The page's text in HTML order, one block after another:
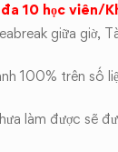
10 học viên/
giữa giờ,
100% trên số
làm được sẽ